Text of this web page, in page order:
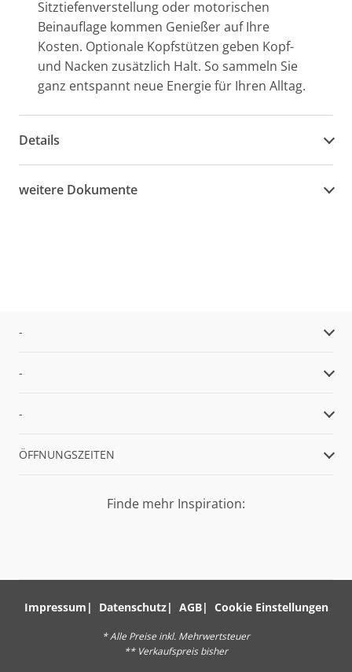
Sitztiefenverstellung oder motorischen
Beinauflage kommen Genießer auf Ihre
Kosten. Optionale Kopfstützen geben Kopf-
und Nacken zusätzlich Halt. So sammeln Sie
ganz entspannt neue Energie für Ihren Alltag.
Details
weitere Dokumente
-
-
-
ÖFFNUNGSZEITEN
Finde mehr Inspiration:
Impressum Datenschutz AGB Cookie Einstellungen
* Alle Preise inkl. Mehrwertsteuer
** Verkaufspreis bisher